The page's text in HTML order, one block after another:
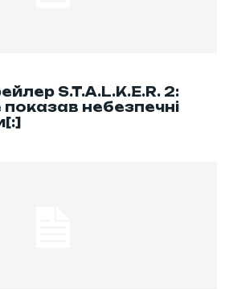
S.T.A.L.K.E.R. 2:
небезпечні